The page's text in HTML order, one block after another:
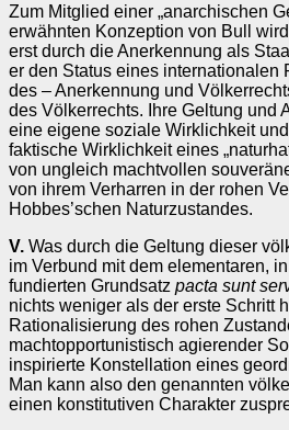
Zum Mitglied einer „anarchischen
erwähnten Konzepti­on von Bull
erst durch die Anerkennung als
er den Status eines internationalen
des – Anerkennung und
des Völkerrechts. Ihre Geltung und
eine eigene soziale Wirklichkeit
faktische Wirk­lichkeit eines
von ungleich machtvollen
von ihrem Verharren in der rohen
Hobbes’schen Naturzustan­des.
V. Was durch die Geltung dieser
im Verbund mit dem elementaren,
fundierten Grundsatz pacta sunt
nichts weniger als der erste Schritt
Rationalisierung des rohen
machtoppor­tu­nistisch agierender
inspirierte Konstellation eines
Man kann also den genannten
einen konstitutiven Char­akter